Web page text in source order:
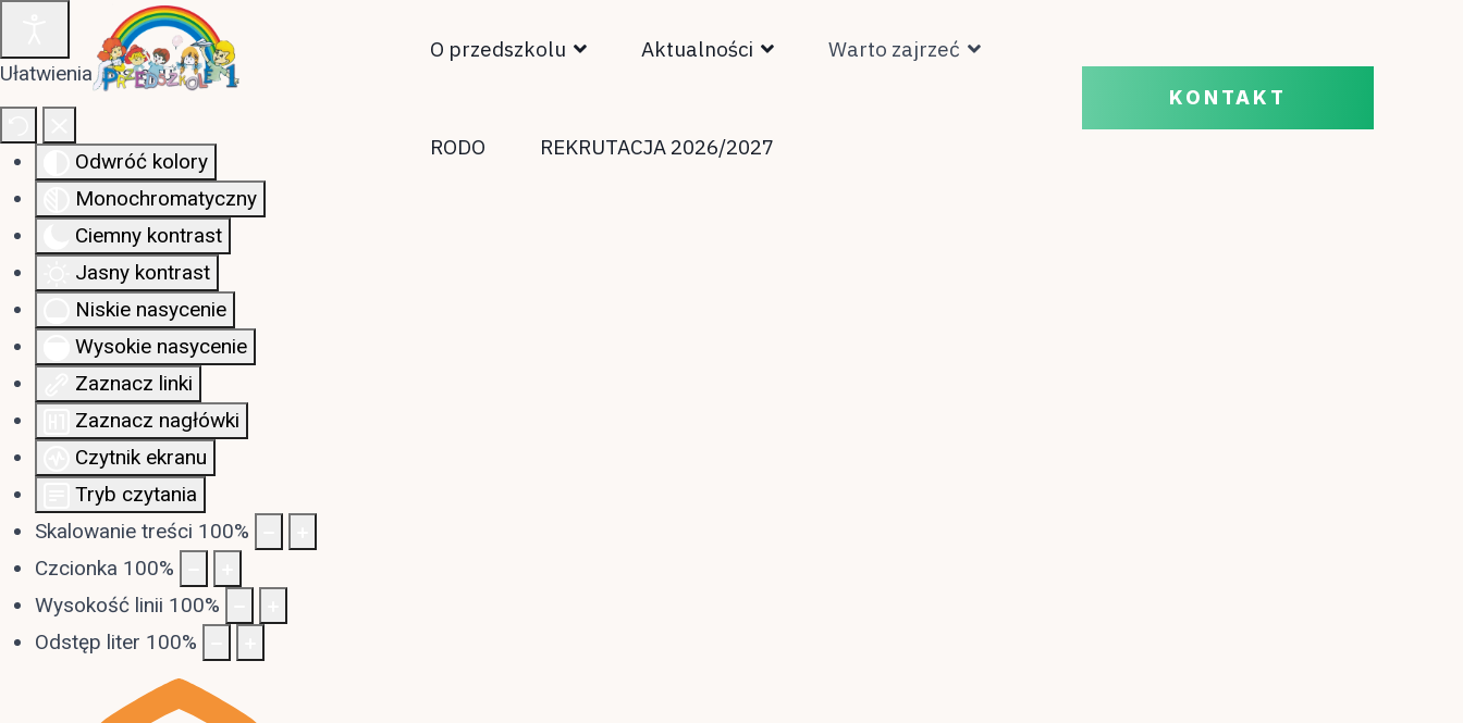
Ułatwienia dostępu
Odwróć kolory
Monochromatyczny
Ciemny kontrast
Jasny kontrast
Niskie nasycenie
Wysokie nasycenie
Zaznacz linki
Zaznacz nagłówki
Czytnik ekranu
Tryb czytania
Skalowanie treści 100%
Czcionka 100%
Wysokość linii 100%
Odstęp liter 100%
KONTAKT
O przedszkolu Aktualności Warto zajrzeć
RODO REKRUTACJA 2026/2027